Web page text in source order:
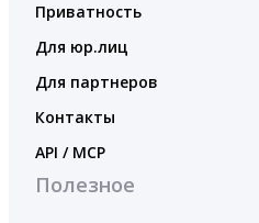
Приватность
Для юр.лиц
Для партнеров
Контакты
API / MCP
Полезное